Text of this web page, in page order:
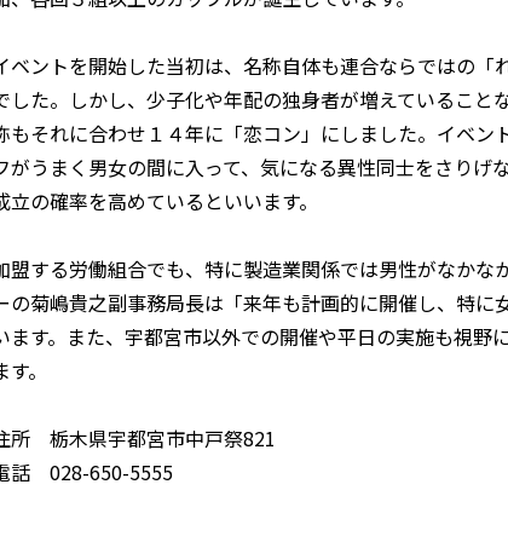
ベントを開始した当初は、名称自体も連合ならではの「
した。しかし、少子化や年配の独身者が増えていること
もそれに合わせ１４年に「恋コン」にしました。イベン
がうまく男女の間に入って、気になる異性同士をさりげ
立の確率を高めているといいます。
盟する労働組合でも、特に製造業関係では男性がなかな
の菊嶋貴之副事務局長は「来年も計画的に開催し、特
ます。また、宇都宮市以外での開催や平日の実施も視野
す。
所 栃木県宇都宮市中戸祭821
話 028-650-5555